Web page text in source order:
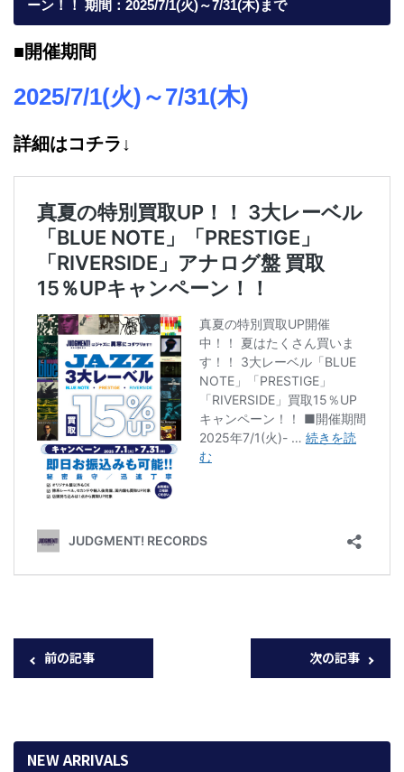
ーン！！ 期間：2025/7/1(火)～7/31(木)まで
■開催期間
2025/7/1(火)～7/31(木)
詳細はコチラ↓
前の記事 次の記事
NEW ARRIVALS